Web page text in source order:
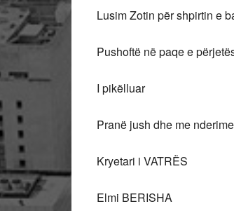
Lusim Zotin për shpirtin e
Pushoftë në paqe e
I pikëlluar
Pranë jush dhe me nderime
Kryetari i VATRËS
Elmi BERISHA